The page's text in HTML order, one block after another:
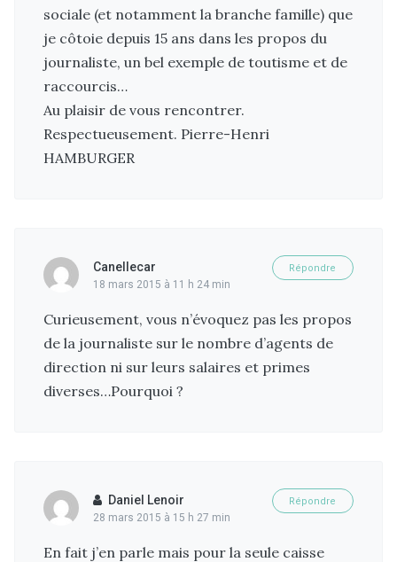
sociale (et notamment la branche famille) que
je côtoie depuis 15 ans dans les propos du
journaliste, un bel exemple de toutisme et de
raccourcis…
Au plaisir de vous rencontrer.
Respectueusement. Pierre-Henri
HAMBURGER
Canellecar
18 mars 2015 à 11 h 24 min
Curieusement, vous n’évoquez pas les propos
de la journaliste sur le nombre d’agents de
direction ni sur leurs salaires et primes
diverses…Pourquoi ?
Répondre
Daniel Lenoir
28 mars 2015 à 15 h 27 min
En fait j’en parle mais pour la seule caisse
Répondre